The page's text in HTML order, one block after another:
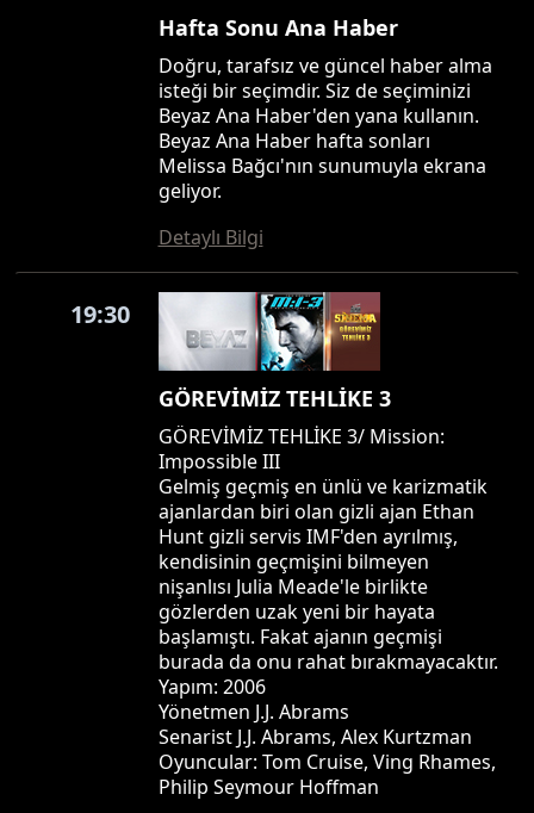
Hafta Sonu Ana Haber
Doğru, tarafsız ve güncel haber alma
isteği bir seçimdir. Siz de seçiminizi
Beyaz Ana Haber'den yana kullanın.
Beyaz Ana Haber hafta sonları
Melissa Bağcı'nın sunumuyla ekrana
geliyor.
Detaylı Bilgi
19:30
GÖREVİMİZ TEHLİKE 3
GÖREVİMİZ TEHLİKE 3/ Mission:
Impossible III
Gelmiş geçmiş en ünlü ve karizmatik
ajanlardan biri olan gizli ajan Ethan
Hunt gizli servis IMF'den ayrılmış,
kendisinin geçmişini bilmeyen
nişanlısı Julia Meade'le birlikte
gözlerden uzak yeni bir hayata
başlamıştı. Fakat ajanın geçmişi
burada da onu rahat bırakmayacaktır.
Yapım: 2006
Yönetmen J.J. Abrams
Senarist J.J. Abrams, Alex Kurtzman
Oyuncular: Tom Cruise, Ving Rhames,
Philip Seymour Hoffman